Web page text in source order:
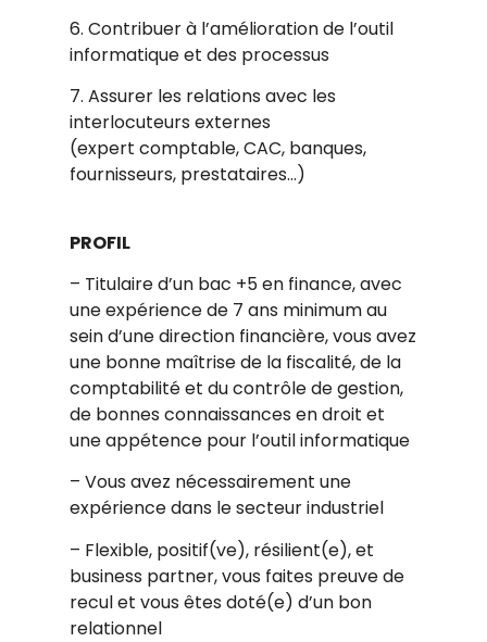
6. Contribuer à l’amélioration de l’outil
informatique et des processus
7. Assurer les relations avec les
interlocuteurs externes
(expert comptable, CAC, banques,
fournisseurs, prestataires…)
PROFIL
– Titulaire d’un bac +5 en finance, avec
une expérience de 7 ans minimum au
sein d’une direction financière, vous avez
une bonne maîtrise de la fiscalité, de la
comptabilité et du contrôle de gestion,
de bonnes connaissances en droit et
une appétence pour l’outil informatique
– Vous avez nécessairement une
expérience dans le secteur industriel
– Flexible, positif(ve), résilient(e), et
business partner, vous faites preuve de
recul et vous êtes doté(e) d’un bon
relationnel